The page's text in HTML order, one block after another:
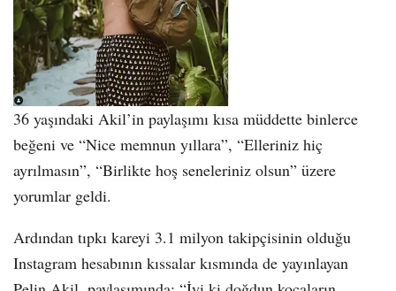
36 yaşındaki Akil’in paylaşımı kısa müddette binlerce
beğeni ve “Nice memnun yıllara”, “Elleriniz hiç
ayrılmasın”, “Birlikte hoş seneleriniz olsun” üzere
yorumlar geldi.
Ardından tıpkı kareyi 3.1 milyon takipçisinin olduğu
Instagram hesabının kıssalar kısmında de yayınlayan